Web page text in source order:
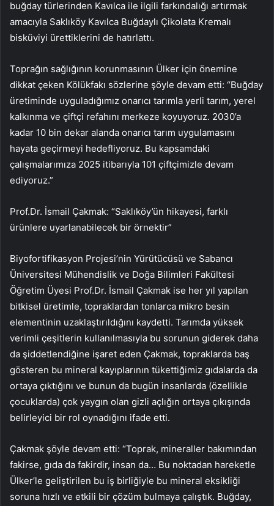
buğday türlerinden Kavılca ile ilgili farkındalığı artırmak
amacıyla Saklıköy Kavılca Buğdaylı Çikolata Kremalı
bisküviyi ürettiklerini de hatırlattı.
Toprağın sağlığının korunmasının Ülker için önemine
dikkat çeken Kölükfakı sözlerine şöyle devam etti: “Buğday
üretiminde uyguladığımız onarıcı tarımla yerli tarım, yerel
kalkınma ve çiftçi refahını merkeze koyuyoruz. 2030’a
kadar 10 bin dekar alanda onarıcı tarım uygulamasını
hayata geçirmeyi hedefliyoruz. Bu kapsamdaki
çalışmalarımıza 2025 itibarıyla 101 çiftçimizle devam
ediyoruz.”
Prof.Dr. İsmail Çakmak: “Saklıköy’ün hikayesi, farklı
ürünlere uyarlanabilecek bir örnektir”
Biyofortifikasyon Projesi’nin Yürütücüsü ve Sabancı
Üniversitesi Mühendislik ve Doğa Bilimleri Fakültesi
Öğretim Üyesi Prof.Dr. İsmail Çakmak ise her yıl yapılan
bitkisel üretimle, topraklardan tonlarca mikro besin
elementinin uzaklaştırıldığını kaydetti. Tarımda yüksek
verimli çeşitlerin kullanılmasıyla bu sorunun giderek daha
da şiddetlendiğine işaret eden Çakmak, topraklarda baş
gösteren bu mineral kayıplarının tükettiğimiz gıdalarda da
ortaya çıktığını ve bunun da bugün insanlarda (özellikle
çocuklarda) çok yaygın olan gizli açlığın ortaya çıkışında
belirleyici bir rol oynadığını ifade etti.
Çakmak şöyle devam etti: “Toprak, mineraller bakımından
fakirse, gıda da fakirdir, insan da… Bu noktadan hareketle
Ülker’le geliştirilen bu iş birliğiyle bu mineral eksikliği
soruna hızlı ve etkili bir çözüm bulmaya çalıştık. Buğday,